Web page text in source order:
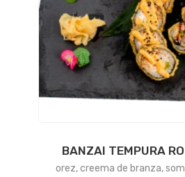
BANZAI TEMPURA
orez, creema de branza,